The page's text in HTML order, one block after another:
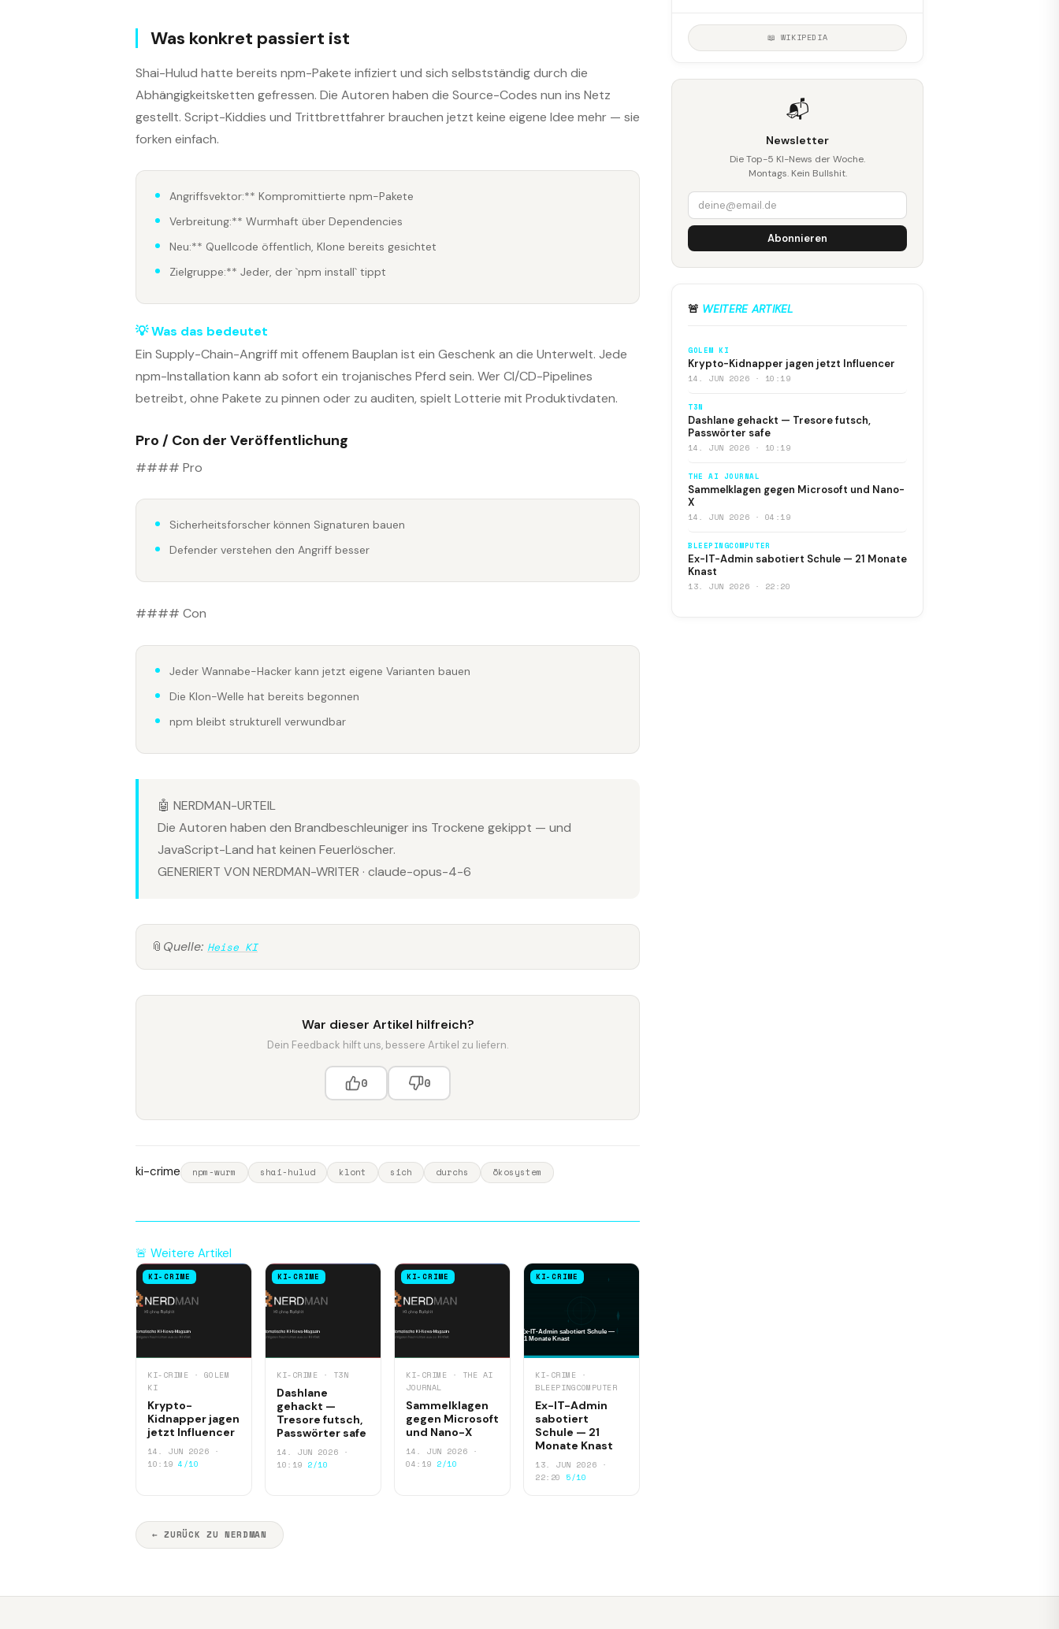
Was konkret passiert ist
Shai-Hulud hatte bereits npm-Pakete infiziert und sich selbstständig durch die
Abhängigkeitsketten gefressen. Die Autoren haben die Source-Codes nun ins Netz
gestellt. Script-Kiddies und Trittbrettfahrer brauchen jetzt keine eigene Idee mehr — sie
forken einfach.
Angriffsvektor:** Kompromittierte npm-Pakete
Verbreitung:** Wurmhaft über Dependencies
Neu:** Quellcode öffentlich, Klone bereits gesichtet
Zielgruppe:** Jeder, der `npm install` tippt
💡 Was das bedeutet
Ein Supply-Chain-Angriff mit offenem Bauplan ist ein Geschenk an die Unterwelt. Jede
npm-Installation kann ab sofort ein trojanisches Pferd sein. Wer CI/CD-Pipelines
betreibt, ohne Pakete zu pinnen oder zu auditen, spielt Lotterie mit Produktivdaten.
Pro / Con der Veröffentlichung
#### Pro
Sicherheitsforscher können Signaturen bauen
Defender verstehen den Angriff besser
#### Con
Jeder Wannabe-Hacker kann jetzt eigene Varianten bauen
Die Klon-Welle hat bereits begonnen
npm bleibt strukturell verwundbar
🤖 NERDMAN-URTEIL
Die Autoren haben den Brandbeschleuniger ins Trockene gekippt — und
JavaScript-Land hat keinen Feuerlöscher.
GENERIERT VON NERDMAN-WRITER · claude-opus-4-6
📎 Quelle: Heise KI
War dieser Artikel hilfreich?
Dein Feedback hilft uns, bessere Artikel zu liefern.
0 0
ki-crime npm-wurm shai-hulud klont sich durchs ökosystem
🚨 Weitere Artikel
KI-CRIME
KI-CRIME · GOLEM
KI
Krypto-
Kidnapper jagen
jetzt Influencer
14. JUN 2026 ·
10:19 4/10
KI-CRIME
KI-CRIME · T3N
Dashlane
gehackt —
Tresore futsch,
Passwörter safe
14. JUN 2026 ·
10:19 2/10
KI-CRIME
KI-CRIME · THE AI
JOURNAL
Sammelklagen
gegen Microsoft
und Nano-X
14. JUN 2026 ·
04:19 2/10
KI-CRIME
KI-CRIME ·
BLEEPINGCOMPUTER
Ex-IT-Admin
sabotiert
Schule — 21
Monate Knast
13. JUN 2026 ·
22:20 5/10
← ZURÜCK ZU NERDMAN
📖 WIKIPEDIA
📬
Newsletter
Die Top-5 KI-News der Woche.
Montags. Kein Bullshit.
Abonnieren
🚨 WEITERE ARTIKEL
GOLEM KI
Krypto-Kidnapper jagen jetzt Influencer
14. JUN 2026 · 10:19
T3N
Dashlane gehackt — Tresore futsch,
Passwörter safe
14. JUN 2026 · 10:19
THE AI JOURNAL
Sammelklagen gegen Microsoft und Nano-
X
14. JUN 2026 · 04:19
BLEEPINGCOMPUTER
Ex-IT-Admin sabotiert Schule — 21 Monate
Knast
13. JUN 2026 · 22:20